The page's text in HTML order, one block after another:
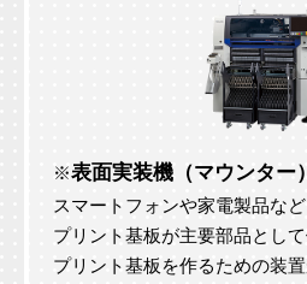
※表面実装機（マウンター
スマートフォンや家電製品な
プリント基板が主要部品とし
プリント基板を作るための装